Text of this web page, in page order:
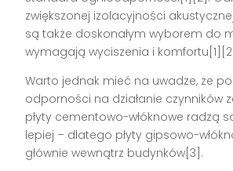
zwiększonej izolacyjności
są także doskonałym wyborem do
wymagają wyciszenia i
Warto jednak mieć na uwadze, że
odporności na działanie czynników
płyty cementowo-włóknowe radzą
lepiej – dlatego płyty gipsowo-
głównie wewnątrz budynków[3].